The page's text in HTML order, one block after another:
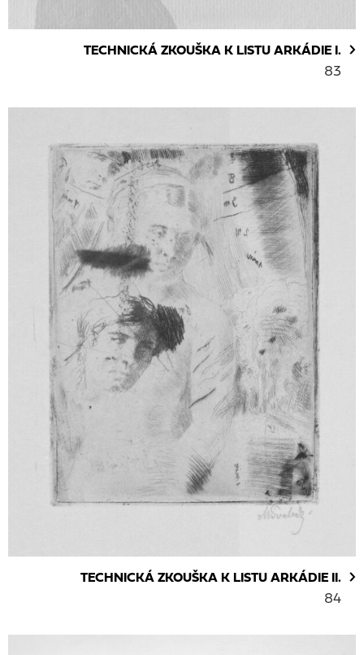
TECHNICKÁ ZKOUŠKA K LISTU ARKÁDIE I.
83
TECHNICKÁ ZKOUŠKA K LISTU ARKÁDIE II.
84